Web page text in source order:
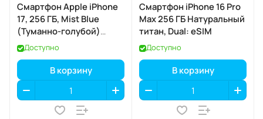
Смартфон Apple iPhone
17, 256 ГБ, Mist Blue
(Туманно-голубой)
SIM+eSIM
Доступно
В корзину
Смартфон iPhone 16 Pro
Max 256 ГБ Натуральный
титан, Dual: eSIM
Доступно
В корзину